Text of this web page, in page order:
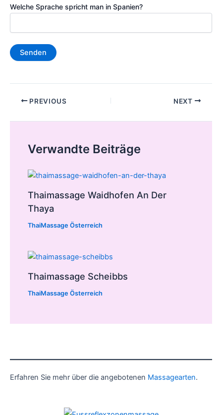
Welche Sprache spricht man in Spanien?
Post PREVIOUS NEXT
Verwandte Beiträge
Thaimassage Waidhofen An Der
Thaya
ThaiMassage Österreich
Thaimassage Scheibbs
ThaiMassage Österreich
Erfahren Sie mehr über die angebotenen Massagearten.